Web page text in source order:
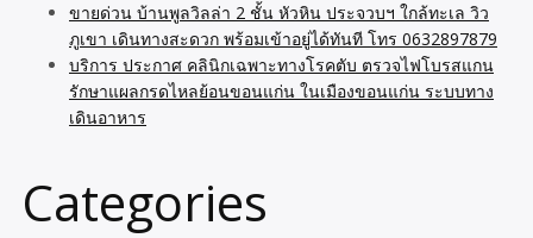
ขายด่วน บ้านพูลวิลล่า 2 ชั้น หัวหิน ประจวบฯ ใกล้ทะเล วิว
ภูเขา เดินทางสะดวก พร้อมเข้าอยู่ได้ทันที โทร 0632897879
บริการ ประกาศ คลินิกเฉพาะทางโรคตับ ตรวจไฟโบรสแกน
รักษาแผลกรดไหลย้อนขอนแก่น ในเมืองขอนแก่น ระบบทาง
เดินอาหาร
Categories